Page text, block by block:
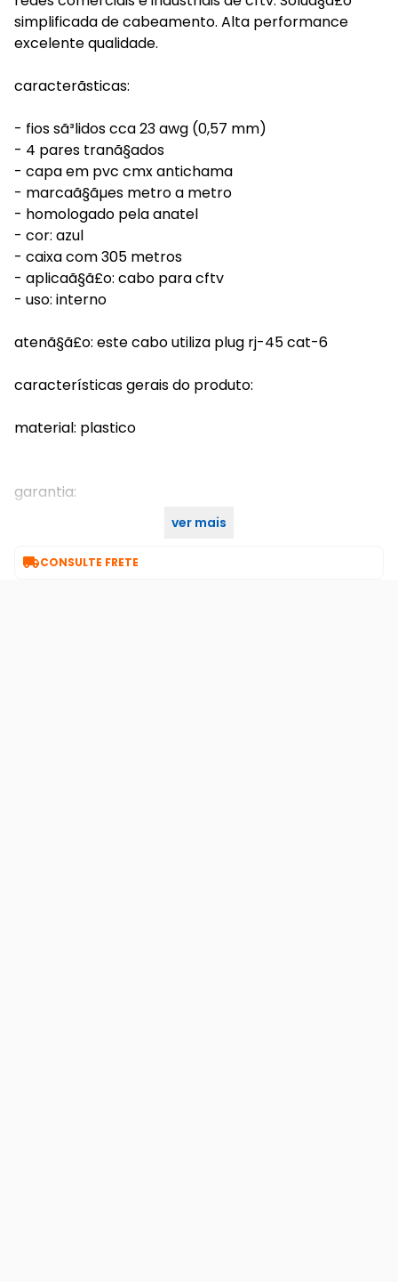
simplificada de cabeamento. Alta performance
excelente qualidade.
caracterã­sticas:
- fios sã³lidos cca 23 awg (0,57 mm)
- 4 pares tranã§ados
- capa em pvc cmx antichama
- marcaã§ãµes metro a metro
- homologado pela anatel
- cor: azul
- caixa com 305 metros
- aplicaã§ã£o: cabo para cftv
- uso: interno
atenã§ã£o: este cabo utiliza plug rj-45 cat-6
características gerais do produto:
material: plastico
garantia:
ver mais
CONSULTE FRETE